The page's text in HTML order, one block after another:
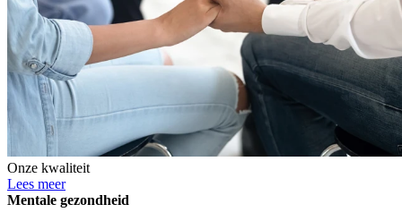
Onze kwaliteit
Lees meer
Mentale gezondheid